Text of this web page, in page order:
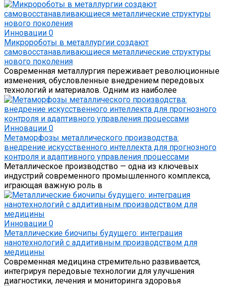
Инновации 0
Микророботы в металлургии создают
самовосстанавливающиеся металлические структуры
нового поколения
Современная металлургия переживает революционные
изменения, обусловленные внедрением передовых
технологий и материалов. Одним из наиболее
Инновации 0
Метаморфозы металлического производства:
внедрение искусственного интеллекта для прогнозного
контроля и адаптивного управления процессами
Металлическое производство — одна из ключевых
индустрий современного промышленного комплекса,
играющая важную роль в
Инновации 0
Металлические биочипы будущего: интеграция
нанотехнологий с аддитивным производством для
медицины
Современная медицина стремительно развивается,
интегрируя передовые технологии для улучшения
диагностики, лечения и мониторинга здоровья